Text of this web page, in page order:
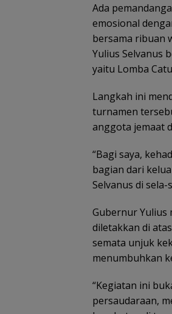
Ada
emosional
bersama ribuan
Yulius Selvanus
yaitu Lomba
Langkah ini
turnamen
anggota jemaat
“Bagi saya,
bagian dari
Selvanus di sela-
Gubernur Yulius
diletakkan di
semata unjuk
menumbuhkan
“Kegiatan ini
persaudaraan,